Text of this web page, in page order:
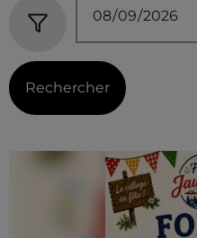
Rechercher